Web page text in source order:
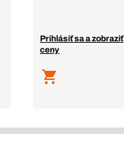
Prihlásiť sa a zobraziť
ceny